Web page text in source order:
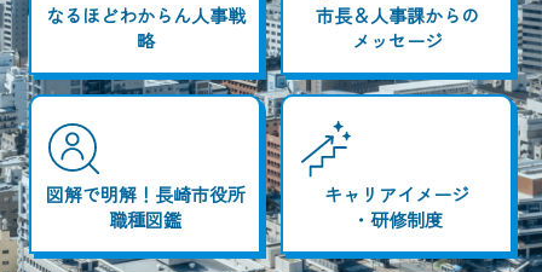
なるほどわからん人事戦
略
市長＆人事課からの
メッセージ
図解で明解！長崎市役所
職種図鑑
キャリアイメージ
・研修制度